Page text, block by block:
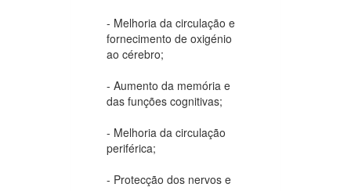
- Melhoria da circulação e
fornecimento de oxigénio
ao cérebro;
- Aumento da memória e
das funções cognitivas;
- Melhoria da circulação
periférica;
- Protecção dos nervos e